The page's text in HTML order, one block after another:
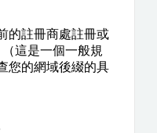
的註冊商處註冊或
這是一個一般規
您的網域後綴的具